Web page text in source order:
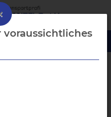
voraussichtliches